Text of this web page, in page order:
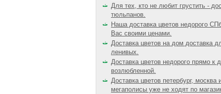
Для тех, кто не любит грустить -
тюльпанов.
Наша доставка цветов недорого
Вас своими ценами.
Доставка цветов на дом доставка
ленивых.
Доставка цветов недорого прямо к
возлюбленной.
Доставка цветов петербург, москва
мегаполисы уже не ходят по